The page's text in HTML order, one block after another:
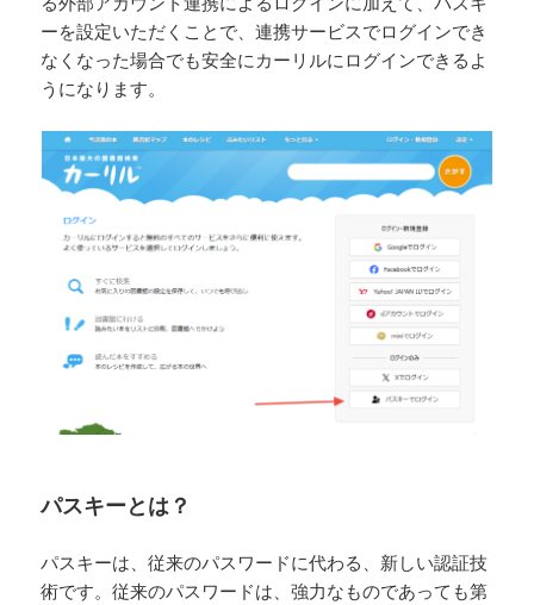
ーを設定いただくことで、連携サービスでログインでき
なくなった場合でも安全にカーリルにログインできるよ
うになります。
パスキーとは？
パスキーは、従来のパスワードに代わる、新しい認証技
術です。従来のパスワードは、強力なものであっても第